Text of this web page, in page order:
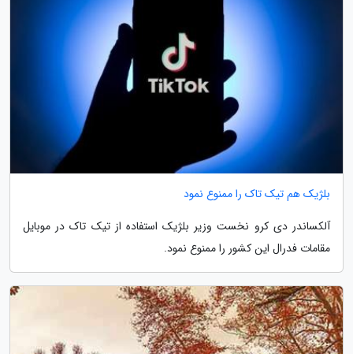
بلژیک هم تیک تاک را ممنوع نمود
آلکساندر دی کرو نخست وزیر بلژیک استفاده از تیک تاک در موبایل
مقامات فدرال این کشور را ممنوع نمود.